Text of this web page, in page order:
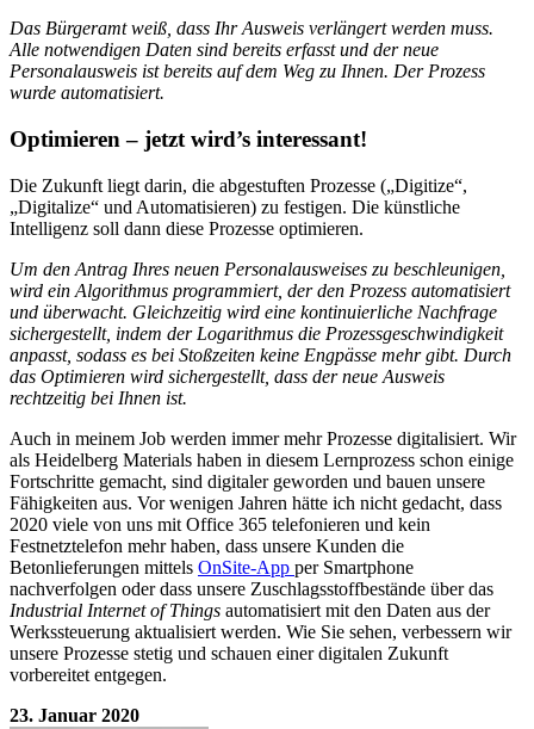
Das Bürgeramt weiß, dass Ihr Ausweis verlängert werden muss.
Alle notwendigen Daten sind bereits erfasst und der neue
Personalausweis ist bereits auf dem Weg zu Ihnen. Der Prozess
wurde automatisiert.
Optimieren – jetzt wird’s interessant!
Die Zukunft liegt darin, die abgestuften Prozesse („Digitize“,
„Digitalize“ und Automatisieren) zu festigen. Die künstliche
Intelligenz soll dann diese Prozesse optimieren.
Um den Antrag Ihres neuen Personalausweises zu beschleunigen,
wird ein Algorithmus programmiert, der den Prozess automatisiert
und überwacht. Gleichzeitig wird eine kontinuierliche Nachfrage
sichergestellt, indem der Logarithmus die Prozessgeschwindigkeit
anpasst, sodass es bei Stoßzeiten keine Engpässe mehr gibt. Durch
das Optimieren wird sichergestellt, dass der neue Ausweis
rechtzeitig bei Ihnen ist.
Auch in meinem Job werden immer mehr Prozesse digitalisiert. Wir
als Heidelberg Materials haben in diesem Lernprozess schon einige
Fortschritte gemacht, sind digitaler geworden und bauen unsere
Fähigkeiten aus. Vor wenigen Jahren hätte ich nicht gedacht, dass
2020 viele von uns mit Office 365 telefonieren und kein
Festnetztelefon mehr haben, dass unsere Kunden die
Betonlieferungen mittels OnSite-App per Smartphone
nachverfolgen oder dass unsere Zuschlagsstoffbestände über das
Industrial Internet of Things automatisiert mit den Daten aus der
Werkssteuerung aktualisiert werden. Wie Sie sehen, verbessern wir
unsere Prozesse stetig und schauen einer digitalen Zukunft
vorbereitet entgegen.
23. Januar 2020